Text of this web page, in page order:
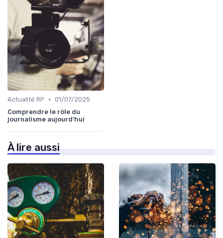
Actualité RP • 01/07/2025
Comprendre le rôle du
journalisme aujourd'hui
À lire aussi